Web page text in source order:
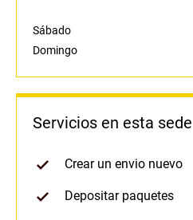
Sábado
Domingo
Servicios en esta sede
Crear un envio nuevo
Depositar paquetes